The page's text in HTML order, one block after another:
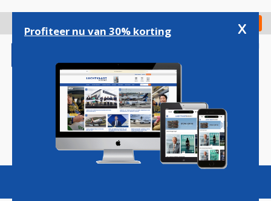
gaan
Check in
Magazine Podcasts Vacatures
Profiteer nu van 30% korting x